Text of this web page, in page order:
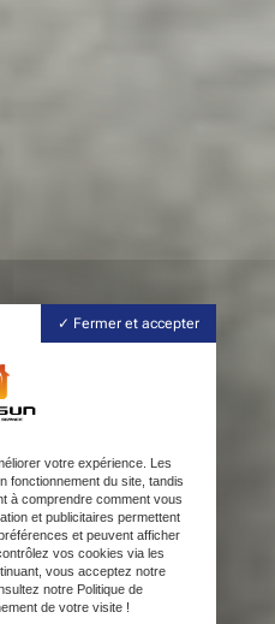
Fermer et accepter
votre expérience. Les
fonctionnement du site, tandis
à comprendre comment vous
et publicitaires permettent
et peuvent afficher
vos cookies via les
vous acceptez notre
notre Politique de
de votre visite !